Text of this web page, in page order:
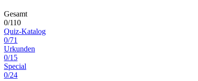
Gesamt
0/110
Quiz-Katalog
0/71
Urkunden
0/15
Special
0/24